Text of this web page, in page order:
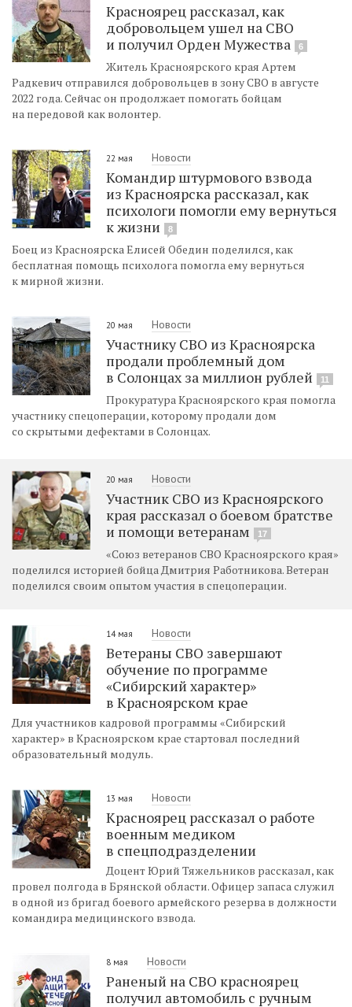
Красноярец рассказал, как
добровольцем ушел на СВО
и получил Орден Мужества
6
Житель Красноярского края Артем
Радкевич отправился добровольцев в зону СВО в августе
2022 года. Сейчас он продолжает помогать бойцам
на передовой как волонтер.
22 мая Новости
Командир штурмового взвода
из Красноярска рассказал, как
психологи помогли ему вернуться
к жизни
8
Боец из Красноярска Елисей Обедин поделился, как
бесплатная помощь психолога помогла ему вернуться
к мирной жизни.
20 мая Новости
Участнику СВО из Красноярска
продали проблемный дом
в Солонцах за миллион рублей
11
Прокуратура Красноярского края помогла
участнику спецоперации, которому продали дом
со скрытыми дефектами в Солонцах.
20 мая Новости
Участник СВО из Красноярского
края рассказал о боевом братстве
и помощи ветеранам
17
«Союз ветеранов СВО Красноярского края»
поделился историей бойца Дмитрия Работникова. Ветеран
поделился своим опытом участия в спецоперации.
14 мая Новости
Ветераны СВО завершают
обучение по программе
«Сибирский характер»
в Красноярском крае
Для участников кадровой программы «Сибирский
характер» в Красноярском крае стартовал последний
образовательный модуль.
13 мая Новости
Красноярец рассказал о работе
военным медиком
в спецподразделении
Доцент Юрий Тяжельников рассказал, как
провел полгода в Брянской области. Офицер запаса служил
в одной из бригад боевого армейского резерва в должности
командира медицинского взвода.
8 мая Новости
Раненый на СВО красноярец
получил автомобиль с ручным